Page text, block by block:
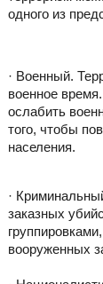
одного из
· Военный.
военное
ослабить
того, чтобы
населения.
·
заказных
вооруженных